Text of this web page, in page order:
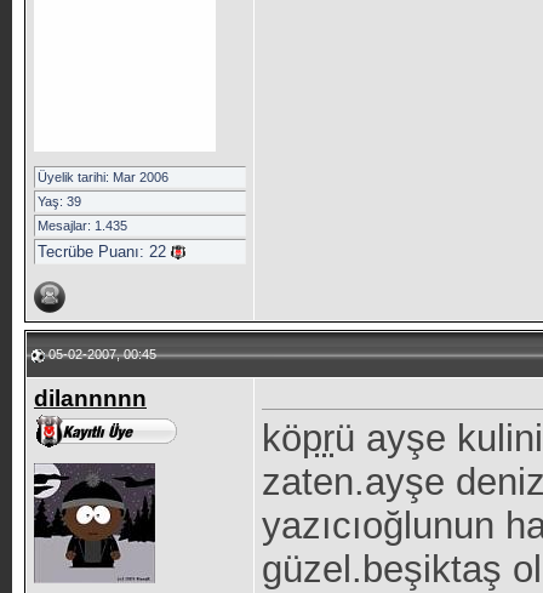
Üyelik tarihi: Mar 2006
Yaş: 39
Mesajlar: 1.435
Tecrübe Puanı: 22
05-02-2007, 00:45
dilannnnn
köprü ayşe
zaten.ayşe
yazıcıoğlunun
güzel.beşiktaş